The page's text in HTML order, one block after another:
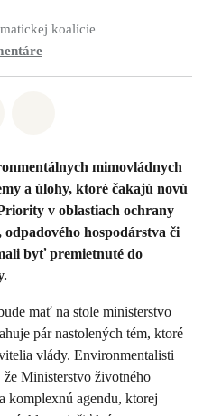
koalície
mimovládnych
a úlohy, ktoré čakajú novú
v oblastiach ochrany
hospodárstva či
byť premietnuté do
mať na stole ministerstvo
pár nastolených tém, ktoré
vlády. Environmentalisti
Ministerstvo životného
komplexnú agendu, ktorej